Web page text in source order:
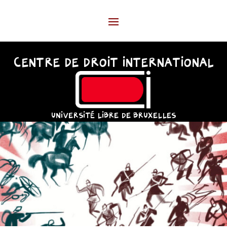
CENTRE DE DROIT INTERNATIONAL
UNIVERSITÉ LIBRE DE BRUXELLES